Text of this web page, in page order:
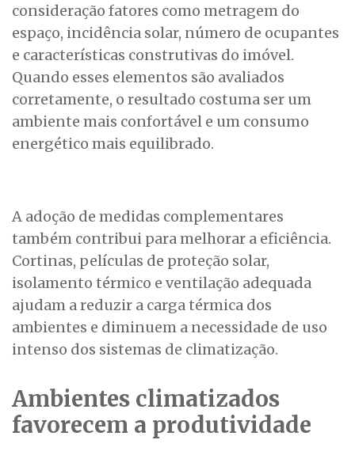
consideração fatores como metragem do
espaço, incidência solar, número de ocupantes
e características construtivas do imóvel.
Quando esses elementos são avaliados
corretamente, o resultado costuma ser um
ambiente mais confortável e um consumo
energético mais equilibrado.
A adoção de medidas complementares
também contribui para melhorar a eficiência.
Cortinas, películas de proteção solar,
isolamento térmico e ventilação adequada
ajudam a reduzir a carga térmica dos
ambientes e diminuem a necessidade de uso
intenso dos sistemas de climatização.
Ambientes climatizados
favorecem a produtividade